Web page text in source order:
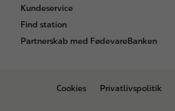
Kundeservice
Find station
Partnerskab med FødevareBanken
B
Cookies Privatlivspolitik